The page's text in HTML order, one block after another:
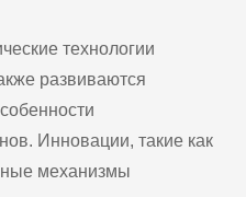
технологии
развиваются
Инновации, такие как
механизмы